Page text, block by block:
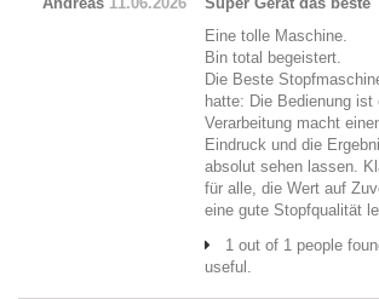
Eine tolle Maschine.
Bin total begeistert.
Die Beste
hatte: Die Bedienung ist
Verarbeitung macht
Eindruck und die
absolut sehen lassen.
für alle, die Wert auf
eine gute Stopfqualität
1 out of 1 people
useful.